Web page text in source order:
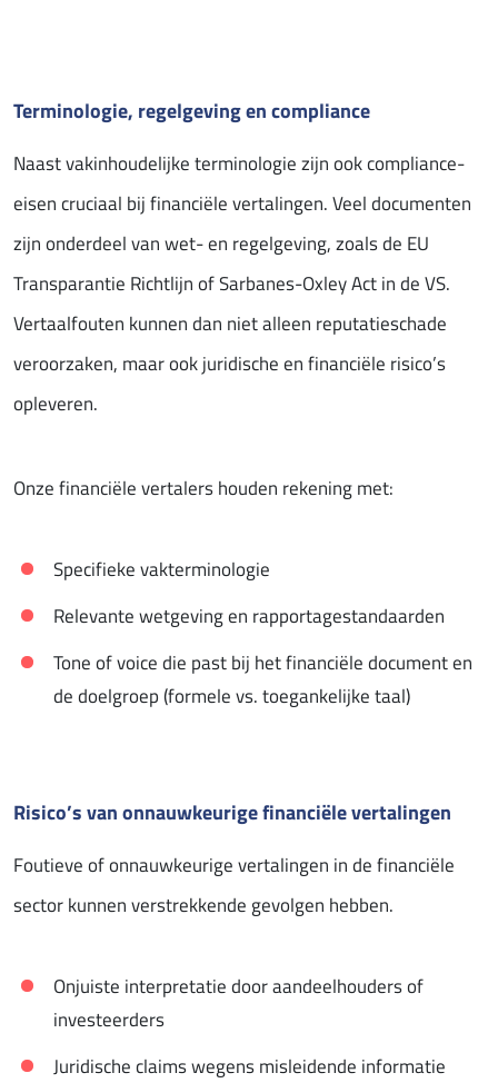
Terminologie, regelgeving en compliance
Naast vakinhoudelijke terminologie zijn ook compliance-
eisen cruciaal bij financiële vertalingen. Veel documenten
zijn onderdeel van wet- en regelgeving, zoals de EU
Transparantie Richtlijn of Sarbanes-Oxley Act in de VS.
Vertaalfouten kunnen dan niet alleen reputatieschade
veroorzaken, maar ook juridische en financiële risico’s
opleveren.
Onze financiële vertalers houden rekening met:
Specifieke vakterminologie
Relevante wetgeving en rapportagestandaarden
Tone of voice die past bij het financiële document en
de doelgroep (formele vs. toegankelijke taal)
Risico’s van onnauwkeurige financiële vertalingen
Foutieve of onnauwkeurige vertalingen in de financiële
sector kunnen verstrekkende gevolgen hebben.
Onjuiste interpretatie door aandeelhouders of
investeerders
Juridische claims wegens misleidende informatie